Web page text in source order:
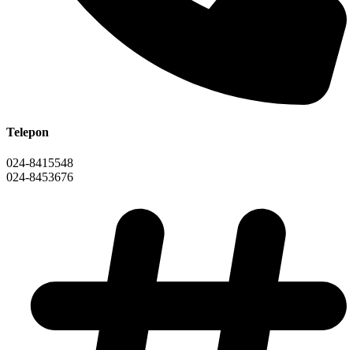
Telepon
024-8415548
024-8453676